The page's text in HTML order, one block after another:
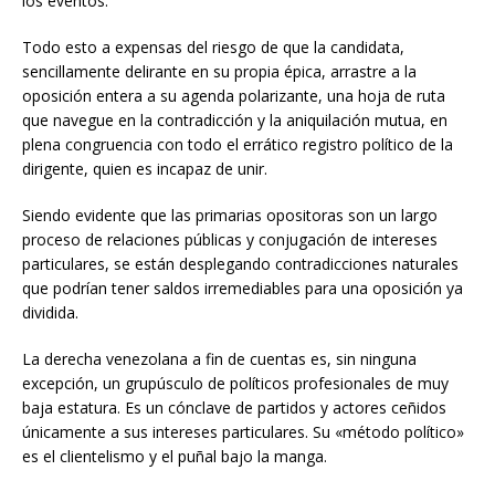
Todo esto a expensas del riesgo de que la candidata,
sencillamente delirante en su propia épica, arrastre a la
oposición entera a su agenda polarizante, una hoja de ruta
que navegue en la contradicción y la aniquilación mutua, en
plena congruencia con todo el errático registro político de la
dirigente, quien es incapaz de unir.
Siendo evidente que las primarias opositoras son un largo
proceso de relaciones públicas y conjugación de intereses
particulares, se están desplegando contradicciones naturales
que podrían tener saldos irremediables para una oposición ya
dividida.
La derecha venezolana a fin de cuentas es, sin ninguna
excepción, un grupúsculo de políticos profesionales de muy
baja estatura. Es un cónclave de partidos y actores ceñidos
únicamente a sus intereses particulares. Su «método político»
es el clientelismo y el puñal bajo la manga.